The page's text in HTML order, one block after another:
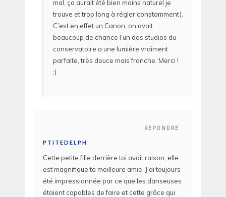
mal, ça aurait été bien moins naturel je
trouve et trop long à régler constamment).
C’est en effet un Canon, on avait
beaucoup de chance l’un des studios du
conservatoire a une lumière vraiment
parfaite, très douce mais franche. Merci !
:)
REPONDRE
PTITEDELPH
Cette petite fille derrière toi avait raison, elle
est magnifique ta meilleure amie. J’ai toujours
été impressionnée par ce que les danseuses
étaient capables de faire et cette grâce qui